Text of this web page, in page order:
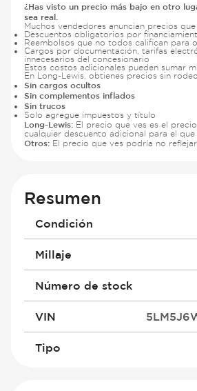
¿Has visto un precio más bajo en otro
sea real.
Muchos vendedores anuncian precios que
Descuentos obligatorios por
Reembolsos que no todos califican para
Cargos por documentación, tarifas
innecesarios del concesionario
Estos costos adicionales pueden sumar
En Long-Lewis, obtienes precios sin
Sin cargos ocultos
Sin complementos inflados
Sin trucos
Solo agregue impuestos y título
Long-Lewis: El precio que ves es el
cualquier descuento adicional para el
Otros: El precio que ves podría no
Resumen
Condición
Millaje
Número de stock
VIN
Tipo